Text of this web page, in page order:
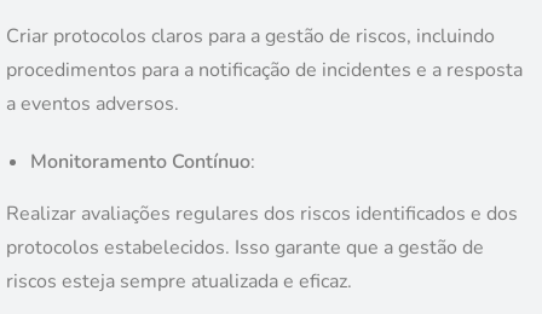
Criar protocolos claros para a gestão de riscos, incluindo
procedimentos para a notificação de incidentes e a resposta
a eventos adversos.
Monitoramento Contínuo:
Realizar avaliações regulares dos riscos identificados e dos
protocolos estabelecidos. Isso garante que a gestão de
riscos esteja sempre atualizada e eficaz.